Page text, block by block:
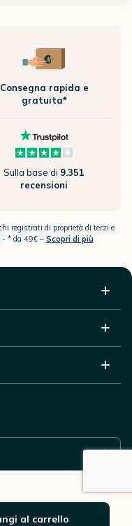
al carrello
Consegna rapida e
gratuita*
Sulla base di 9.351
recensioni
registrati di proprietà di terzi e
- * da 49€ – Scopri di più